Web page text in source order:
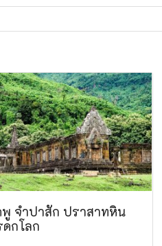
พู จำปาสัก ปราสาทหิน
กโลก